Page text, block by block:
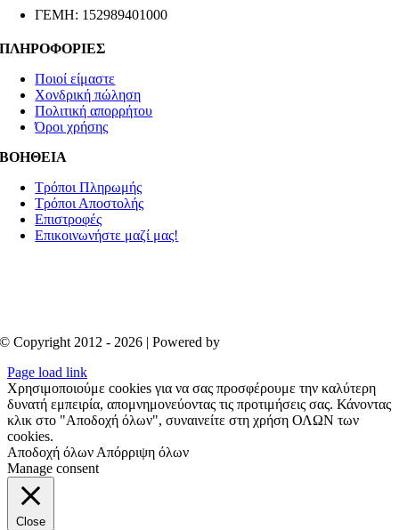
ΓΕΜΗ: 152989401000
ΠΛΗΡΟΦΟΡΙΕΣ
Ποιοί είμαστε
Χονδρική πώληση
Πολιτική απορρήτου
Όροι χρήσης
ΒΟΗΘΕΙΑ
Τρόποι Πληρωμής
Τρόποι Αποστολής
Επιστροφές
Επικοινωνήστε μαζί μας!
© Copyright 2012 - 2026 | Powered by
Page load link
Χρησιμοποιούμε cookies για να σας προσφέρουμε την καλύτερη
δυνατή εμπειρία, απομνημονεύοντας τις προτιμήσεις σας. Κάνοντας
κλικ στο "Αποδοχή όλων", συναινείτε στη χρήση ΟΛΩΝ των
cookies.
Αποδοχή όλων Απόρριψη όλων
Manage consent
Close